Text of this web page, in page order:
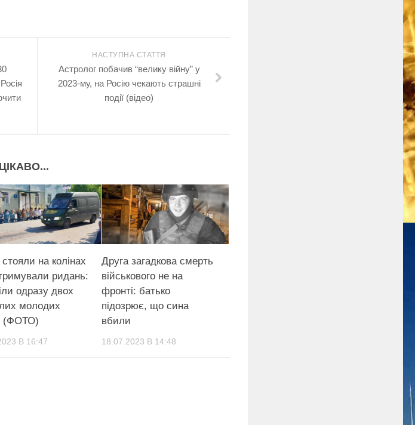
НАСТУПНА СТАТТЯ
Астролог побачив “велику війну” у
2023-му, на Росію чекають страшні
події (відео)
на колінах
ридань:
одразу двох
молодих
(ФОТО)
В 16:47
Друга загадкова смерть
військового не на
фронті: батько
підозрює, що сина
вбили
18.07.2023 В 14:48